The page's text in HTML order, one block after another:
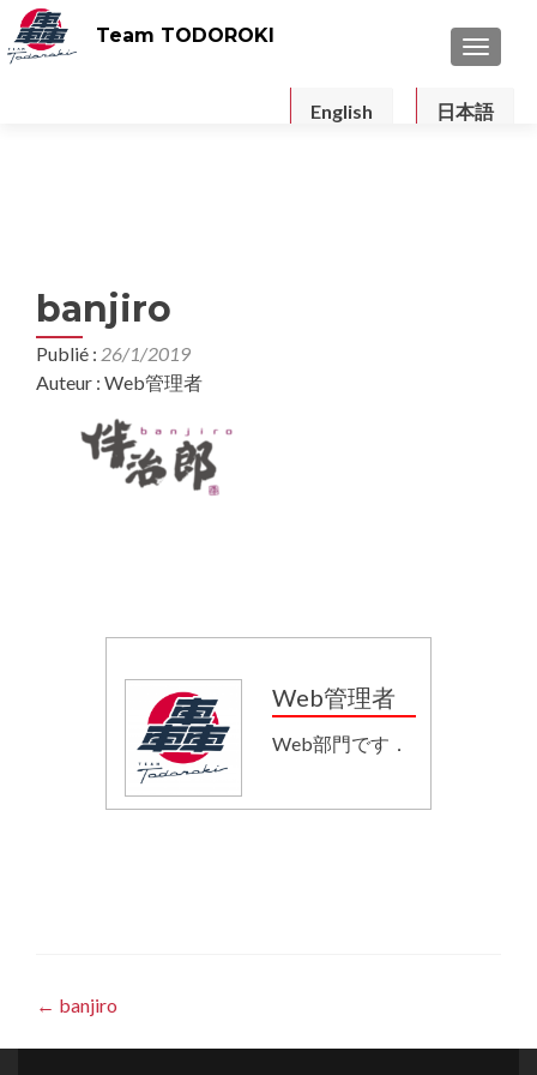
Team TODOROKI
日本語
English
banjiro
Publié : 26/1/2019
Auteur : Web管理者
Web管理者
Web部門です．
Post
navigation
← banjiro